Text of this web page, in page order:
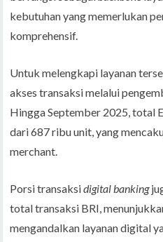
kebutuhan yang memerlukan
komprehensif.
Untuk melengkapi layanan
akses transaksi melalui
Hingga September 2025, total
dari 687 ribu unit, yang
merchant.
Porsi transaksidigital banking
total transaksi BRI,
mengandalkan layanan digital